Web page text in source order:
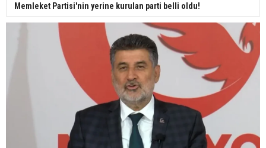
Memleket Partisi'nin yerine kurulan parti belli oldu!